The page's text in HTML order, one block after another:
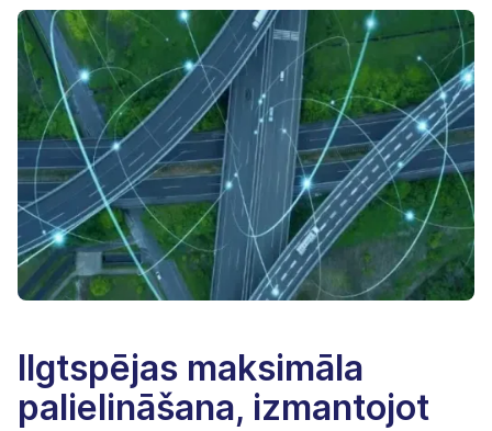
Ilgtspējas maksimāla
palielināšana, izmantojot